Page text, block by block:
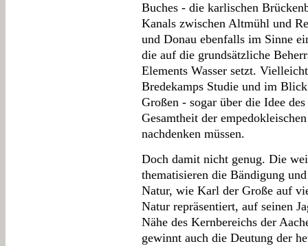
Buches - die karlischen
Kanals zwischen Altmühl und
und Donau ebenfalls im Sinne
die auf die grundsätzliche
Elements Wasser setzt.
Bredekamps Studie und im
Großen - sogar über die Idee
Gesamtheit der
nachdenken müssen.
Doch damit nicht genug. Die
thematisieren die Bändigung
Natur, wie Karl der Große auf
Natur repräsentiert, auf seinen
Nähe des Kernbereichs der
gewinnt auch die Deutung der